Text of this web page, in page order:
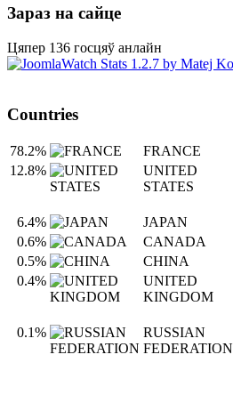
Зараз на сайце
Цяпер 136 госцяў анлайн
Countries
78.2%
FRANCE
12.8%
UNITED
STATES
6.4%
JAPAN
0.6%
CANADA
0.5%
CHINA
0.4%
UNITED
KINGDOM
0.1%
RUSSIAN
FEDERATION